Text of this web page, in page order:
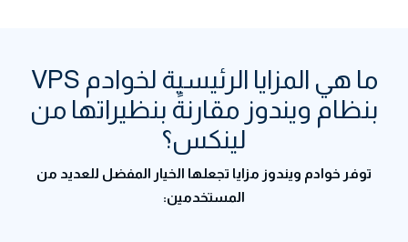
ما هي المزايا الرئيسية لخوادم VPS
بنظام ويندوز مقارنةً بنظيراتها من
لينكس؟
توفر خوادم ويندوز مزايا تجعلها الخيار المفضل للعديد من
المستخدمين: